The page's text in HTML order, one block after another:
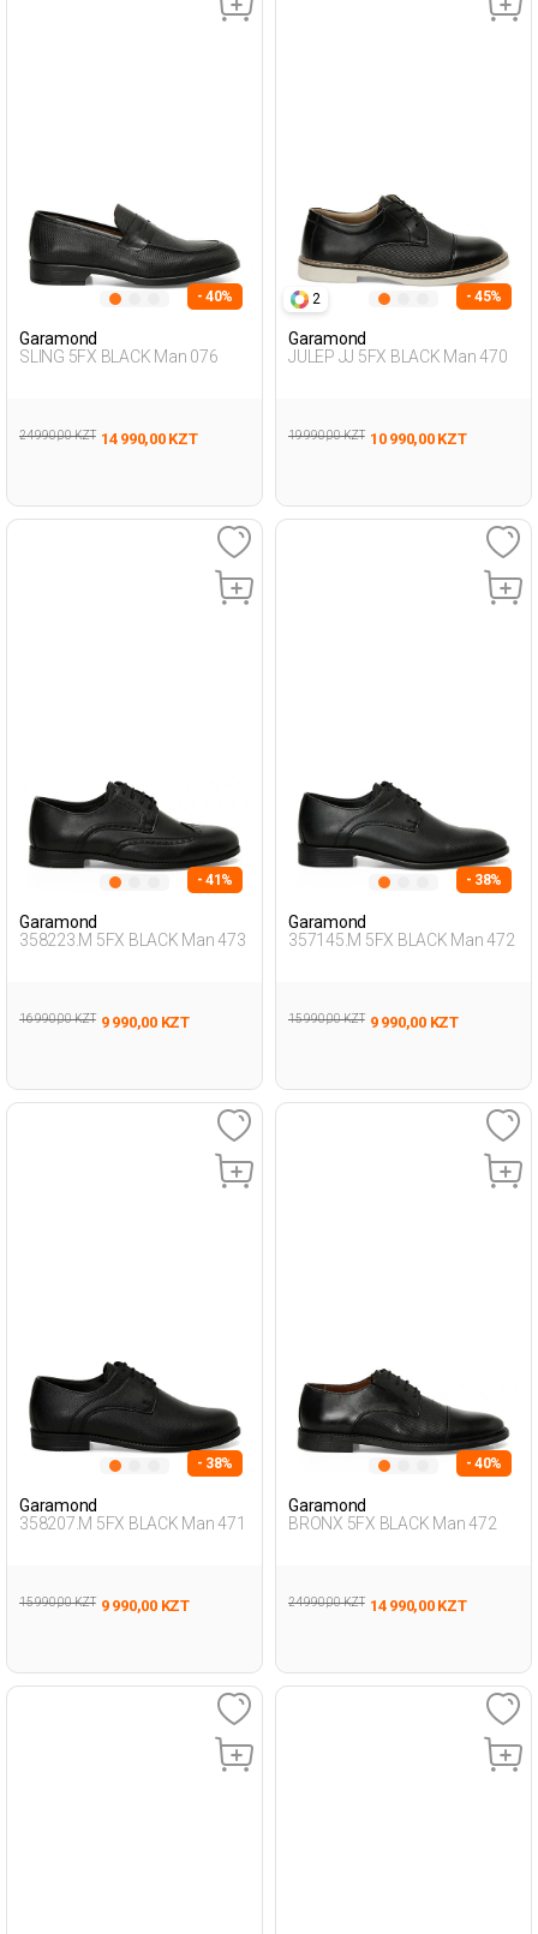
- 40%
Garamond
SLING 5FX BLACK Man 076
24 990,00 KZT 14 990,00 KZT
2 - 45%
Garamond
JULEP JJ 5FX BLACK Man 470
19 990,00 KZT 10 990,00 KZT
- 41%
Garamond
358223.M 5FX BLACK Man 473
16 990,00 KZT 9 990,00 KZT
- 38%
Garamond
357145.M 5FX BLACK Man 472
15 990,00 KZT 9 990,00 KZT
- 38%
Garamond
358207.M 5FX BLACK Man 471
15 990,00 KZT 9 990,00 KZT
- 40%
Garamond
BRONX 5FX BLACK Man 472
24 990,00 KZT 14 990,00 KZT